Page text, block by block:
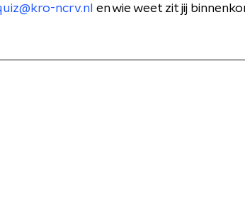
ncrv.nl en wie weet zit jij